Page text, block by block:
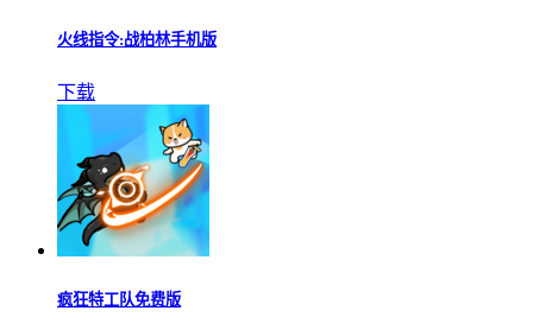
火线指令:战柏林手机版
下载
疯狂特工队免费版